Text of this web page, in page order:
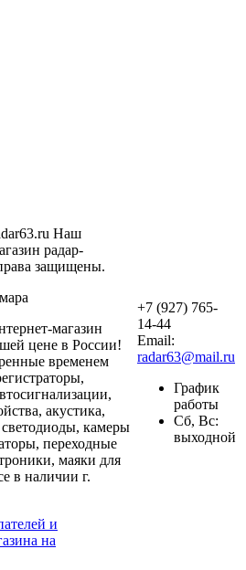
Наш
радар-
защищены.
магазин
цене в России!
временем
акустика,
камеры
переходные
маяки для
в наличии г.
+7 (927) 765-
14-44
Email:
radar63@mail.ru
График
работы
Сб, Вс:
выходной